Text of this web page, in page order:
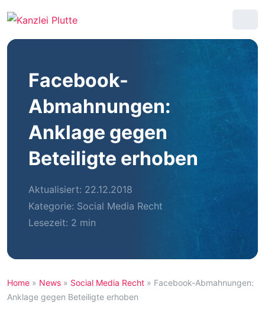
Facebook-
Abmahnungen:
Anklage gegen
Beteiligte erhoben
Aktualisiert: 22.12.2018
Kategorie: Social Media Recht
Lesezeit: 2 min
Home » News » Social Media Recht » Facebook-Abmahnungen:
Anklage gegen Beteiligte erhoben